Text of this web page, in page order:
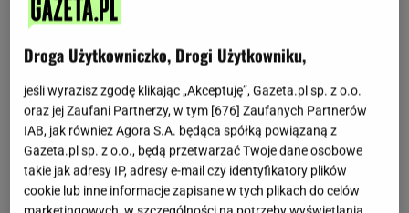
koncentrację.
Na podstawie książki: "Jaglany detoks"
Droga Użytkowniczko, Drogi Użytkowniku,
jeśli wyrazisz zgodę klikając „Akceptuję”, Gazeta.pl sp. z o.o.
oraz jej Zaufani Partnerzy, w tym [676] Zaufanych Partnerów
IAB, jak również Agora S.A. będąca spółką powiązaną z
Gazeta.pl sp. z o.o., będą przetwarzać Twoje dane osobowe
takie jak adresy IP, adresy e-mail czy identyfikatory plików
cookie lub inne informacje zapisane w tych plikach do celów